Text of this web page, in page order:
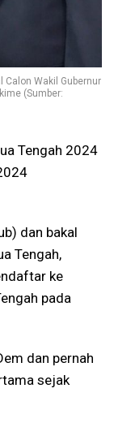
Calon Wakil Gubernur
(Sumber:
Tengah 2024
dan bakal
Tengah,
ke
pada
dan pernah
sejak